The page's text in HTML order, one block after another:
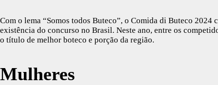
Com o lema “Somos todos Buteco”, o Comida di Buteco 2024
existência do concurso no Brasil. Neste ano, entre os
o título de melhor boteco e porção da região.
Mulheres